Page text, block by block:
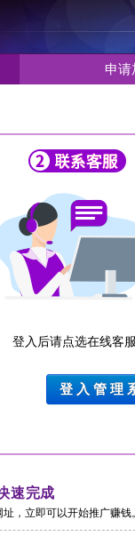
申请
登入后请点选在线客
登 入 管 理
速完成
，立即可以开始推广赚钱